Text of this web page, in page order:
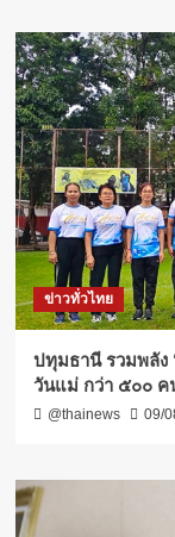
ข่าวทั่วไทย
ปทุมธานี รวมพลัง
วันแม่ กว่า ๕๐๐ ค
@thainews 09/